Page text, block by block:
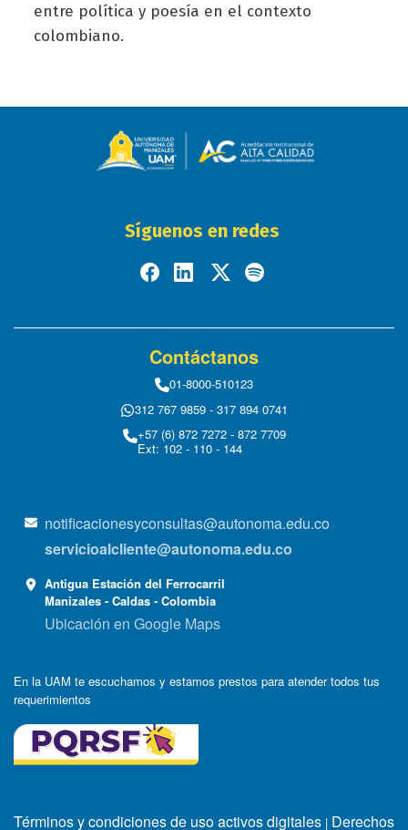
entre política y poesía en el contexto
colombiano.
Síguenos en redes
Contáctanos
01-8000-510123
312 767 9859 - 317 894 0741
+57 (6) 872 7272 - 872 7709
Ext: 102 - 110 - 144
notificacionesyconsultas@autonoma.edu.co
servicioalcliente@autonoma.edu.co
Antigua Estación del Ferrocarril
Manizales - Caldas - Colombia
Ubicación en Google Maps
En la UAM te escuchamos y estamos prestos para atender todos tus
requerimientos
Términos y condiciones de uso activos digitales | Derechos